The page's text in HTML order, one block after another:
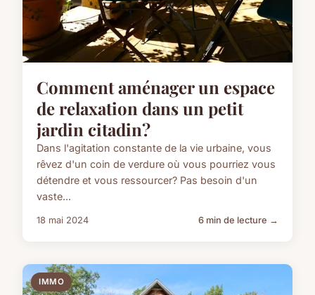
Comment aménager un espace
de relaxation dans un petit
jardin citadin?
Dans l'agitation constante de la vie urbaine, vous
rêvez d'un coin de verdure où vous pourriez vous
détendre et vous ressourcer? Pas besoin d'un
vaste...
18 mai 2024 6 min de lecture →
IMMO